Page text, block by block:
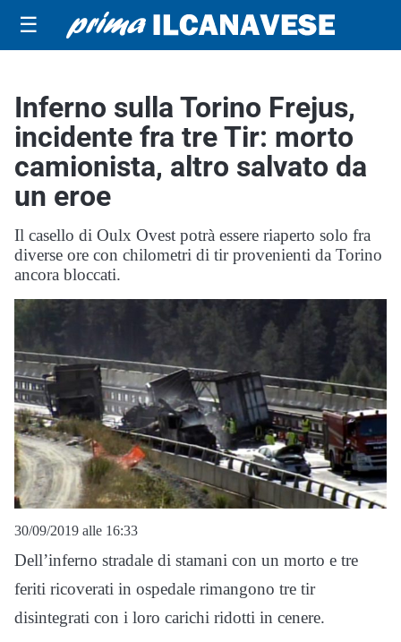
☰
Inferno sulla Torino Frejus,
incidente fra tre Tir: morto
camionista, altro salvato da
un eroe
Il casello di Oulx Ovest potrà essere riaperto solo fra
diverse ore con chilometri di tir provenienti da Torino
ancora bloccati.
30/09/2019 alle 16:33
Dell’inferno stradale di stamani con un morto e tre
feriti ricoverati in ospedale rimangono tre tir
disintegrati con i loro carichi ridotti in cenere.